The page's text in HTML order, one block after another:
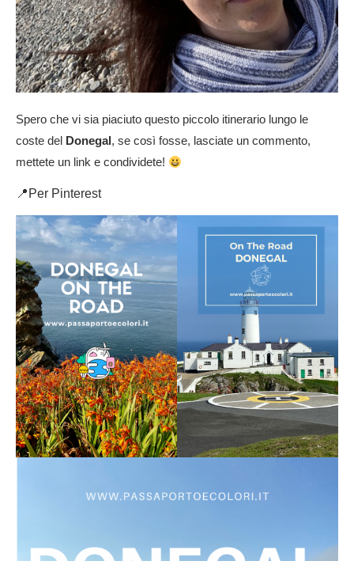
Spero che vi sia piaciuto questo piccolo itinerario lungo le
coste del Donegal, se così fosse, lasciate un commento,
mettete un link e condividete!
📍Per Pinterest